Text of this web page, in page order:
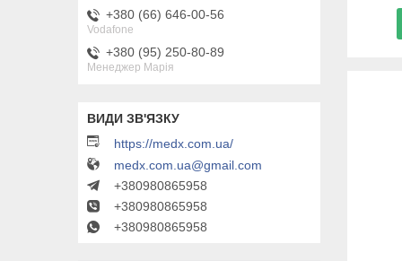
+380 (66) 646-00-56
Vodafone
+380 (95) 250-80-89
Менеджер Марія
https://medx.com.ua/
medx.com.ua@gmail.com
+380980865958
+380980865958
+380980865958